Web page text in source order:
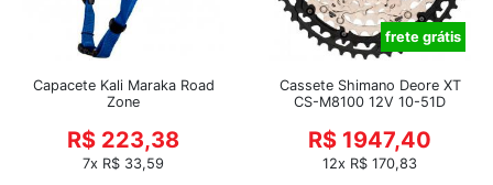
Capacete Kali Maraka Road
Zone
R$ 223,38
7x R$ 33,59
frete grátis
Cassete Shimano Deore XT
CS-M8100 12V 10-51D
R$ 1947,40
12x R$ 170,83